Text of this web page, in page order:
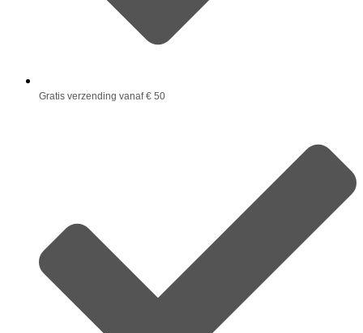
Gratis verzending vanaf € 50